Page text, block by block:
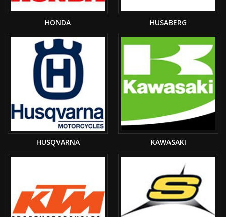
HONDA HUSABERG
HUSQVARNA KAWASAKI